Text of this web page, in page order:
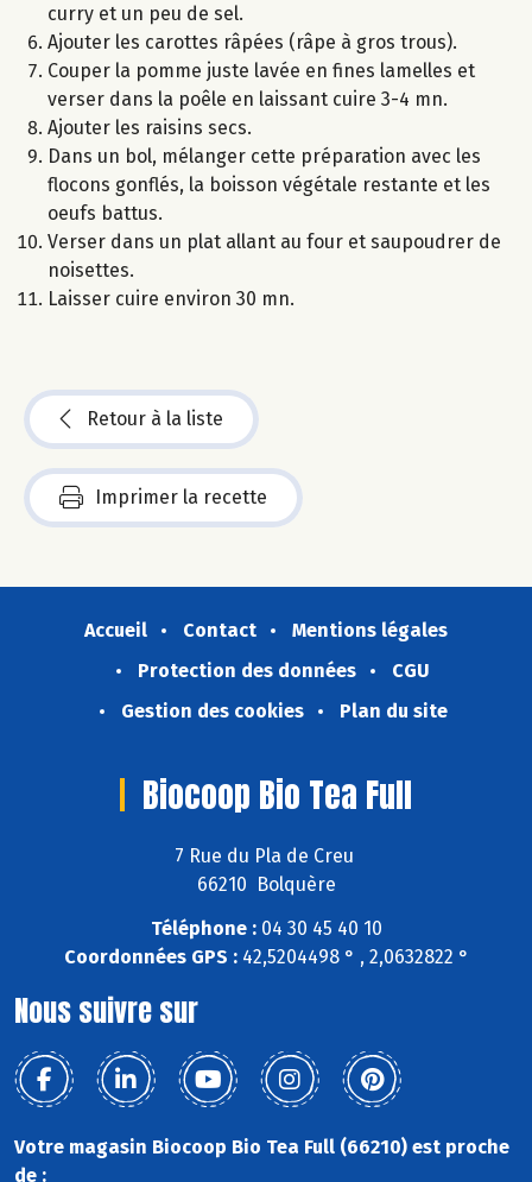
curry et un peu de sel.
Ajouter les carottes râpées (râpe à gros trous).
Couper la pomme juste lavée en fines lamelles et
verser dans la poêle en laissant cuire 3-4 mn.
Ajouter les raisins secs.
Dans un bol, mélanger cette préparation avec les
flocons gonflés, la boisson végétale restante et les
oeufs battus.
Verser dans un plat allant au four et saupoudrer de
noisettes.
Laisser cuire environ 30 mn.
Retour à la liste
Imprimer la recette
Accueil Contact
Mentions légales
Protection des données
CGU
Gestion des cookies
Plan du site
Biocoop Bio Tea Full
7 Rue du Pla de Creu
66210 Bolquère
Téléphone :04 30 45 40 10
Coordonnées GPS :42,5204498 ° , 2,0632822 °
Nous suivre sur
Votre magasin Biocoop Bio Tea Full (66210) est proche
de :